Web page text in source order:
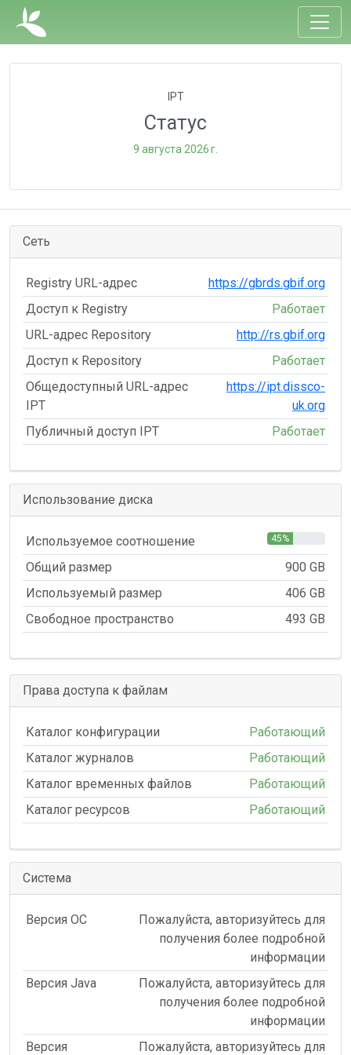
IPT
Статус
9 августа 2026 г.
Сеть
Registry URL-адрес
https://gbrds.gbif.org
Доступ к Registry
Работает
URL-адрес Repository
http://rs.gbif.org
Доступ к Repository
Работает
Общедоступный URL-адрес
IPT
https://ipt.dissco-
uk.org
Публичный доступ IPT
Работает
Использование диска
Используемое соотношение 45%
Общий размер
900 GB
Используемый размер
406 GB
Свободное пространство
493 GB
Права доступа к файлам
Каталог конфигурации
Работающий
Каталог журналов
Работающий
Каталог временных файлов
Работающий
Каталог ресурсов
Работающий
Система
Версия ОС
Пожалуйста, авторизуйтесь для
получения более подробной
информации
Версия Java
Пожалуйста, авторизуйтесь для
получения более подробной
информации
Версия
Пожалуйста, авторизуйтесь для